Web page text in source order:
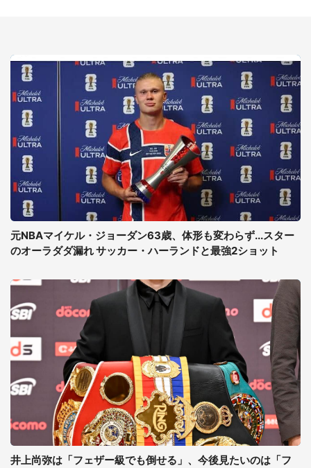
元NBAマイケル・ジョーダン63歳、体形も変わらず...スター
のオーラダダ漏れ サッカー・ハーランドと最強2ショット
井上尚弥は「フェザー級でも倒せる」、今後見たいのは「フ